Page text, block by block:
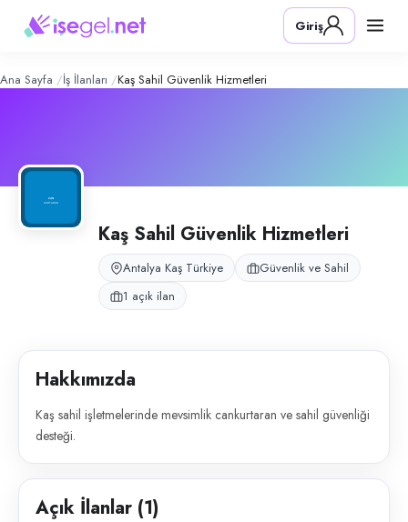
Sahil Güvenlik Hizmetleri–
Konum:
Kaş sahil işletmelerinde mevsimlik cankurtaran ve sahil güvenliği
Giriş
Ana Sayfa İş İlanları Kaş Sahil Güvenlik Hizmetleri
Kaş Sahil Güvenlik Hizmetleri
Antalya Kaş Türkiye
Güvenlik ve Sahil
1 açık ilan
Hakkımızda
Kaş sahil işletmelerinde mevsimlik cankurtaran ve sahil güvenliği
desteği.
Açık İlanlar (1)